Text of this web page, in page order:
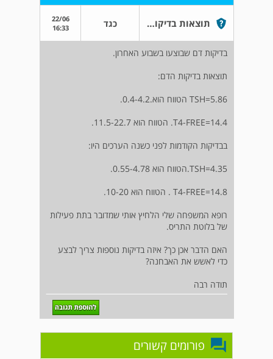
תוצאות בדיקות דם כגד
22/06
16:33
בדיקות דם שבוצעו בשבוע האחרון.
תוצאות בדיקות הדם:
TSH=5.86 הטווח הוא.0.4-4.2.
T4-FREE=14.4. הטווח הוא 11.5-22.7.
בבדיקות הקודמות לפני כשנה הערכים היו:
TSH=4.35.הטווח הוא 0.55-4.78.
T4-FREE=14.8 . הטווח הוא 10-20.
רופא המשפחה שלי הלחיץ אותי שמדובר בתת פעילות
של בלוטת התריס.
האם הדבר אכן כך? איזה בדיקות נוספות צריך לבצע
כדי לאשש את האבחנה?
תודה רבה
פורומים קשורים